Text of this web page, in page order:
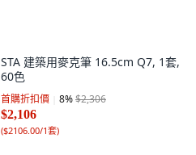
STA 建築用麥克筆 16.5cm Q7, 1套,
60色
首購折扣價 8%$2,306
$2,106
($2106.00/1套)